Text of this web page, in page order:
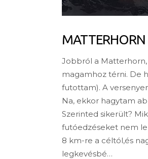
MATTERHORN
Jobbról a
magamhoz térni. De
futottam). A
Na, ekkor hagytam
Szerinted sikerült?
futóedzéseket nem
8 km-re a céltól,és
legkevésbé…